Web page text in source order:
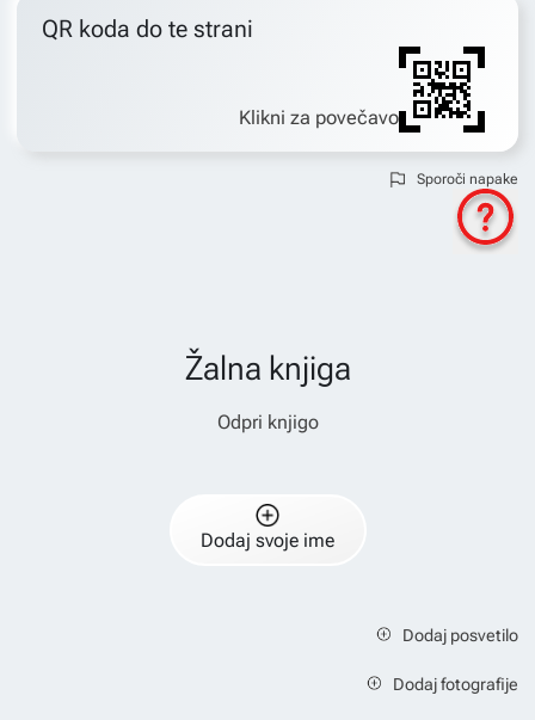
QR koda do te strani
Klikni za povečavo
Sporoči napake
Žalna knjiga
Odpri knjigo
Dodaj svoje ime
Dodaj posvetilo
Dodaj fotografije